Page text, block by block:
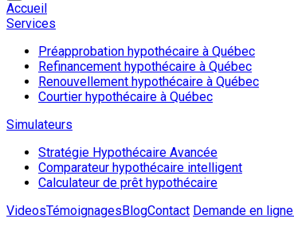
Accueil
Services
Préapprobation hypothécaire à Québec
Refinancement hypothécaire à Québec
Renouvellement hypothécaire à Québec
Courtier hypothécaire à Québec
Simulateurs
Stratégie Hypothécaire Avancée
Comparateur hypothécaire intelligent
Calculateur de prêt hypothécaire
VideosTémoignagesBlogContact Demande en ligne